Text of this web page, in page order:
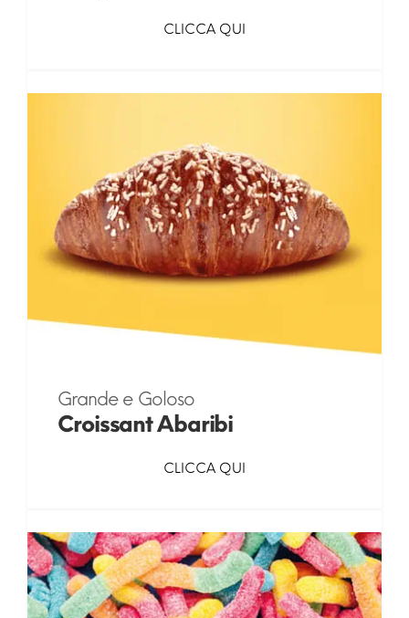
CLICCA QUI
Grande e Goloso
Croissant Abaribi
CLICCA QUI